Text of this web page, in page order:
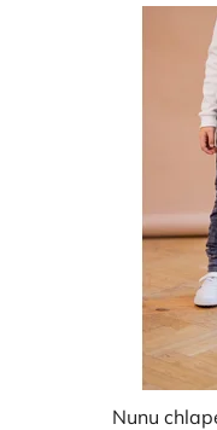
Nunu